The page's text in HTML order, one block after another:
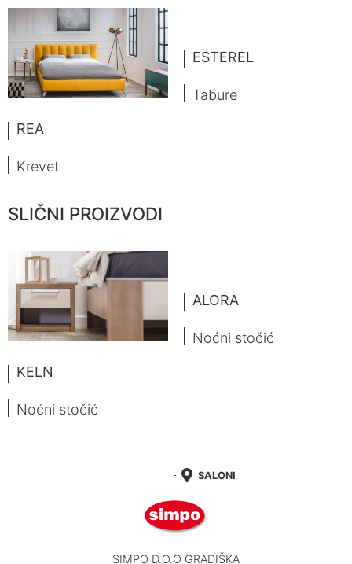
REA
Krevet
ESTEREL
Tabure
SLIČNI PROIZVODI
KELN
Noćni stočić
ALORA
Noćni stočić
SALONI
SIMPO D.O.O GRADIŠKA